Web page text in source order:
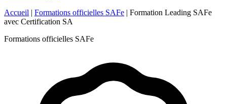
Accueil | Formations officielles SAFe | Formation Leading SAFe
avec Certification SA
Formations officielles SAFe